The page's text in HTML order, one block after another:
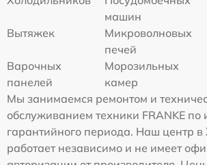
машин
Вытяжек
Микроволновых
печей
Варочных
панелей
Морозильных
камер
Мы занимаемся ремонтом и
обслуживанием техники FRANKE по
гарантийного периода. Наш центр в
работает независимо и не имеет